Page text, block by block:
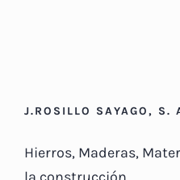
J.ROSILLO SAYAGO, S.
Hierros, Maderas,